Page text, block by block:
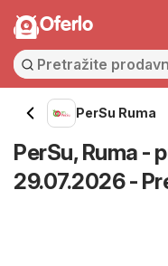
Oferlo
PerSu Ruma
PerSu, Ruma -
29.07.2026 -